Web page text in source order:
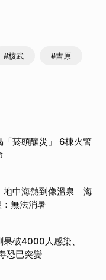
#核武 #吉原
「菸頭釀災」 6棟火警
地中海熱到像溫泉 海
無法消暑
破4000人感染、
恐已突變